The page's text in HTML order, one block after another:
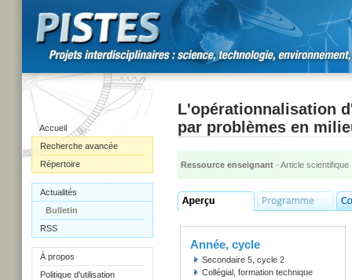
Accueil
Recherche avancée
Répertoire
Actualités
Bulletin
RSS
À propos
Politique d'utilisation
L'opérationnalisation
par problèmes en
Ressource enseignant - Article scientifique
Année, cycle
Secondaire 5, cycle 2
Collégial, formation technique